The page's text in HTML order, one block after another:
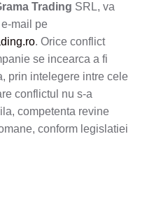
Trading SRL, va
mail pe
. Orice conflict
se incearca a fi
prin intelegere intre cele
conflictul nu s-a
competenta revine
conform legislatiei